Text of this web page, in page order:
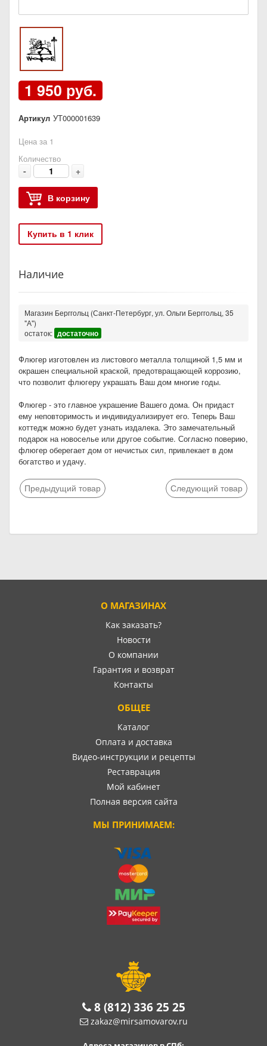
1 950 руб.
Артикул УТ000001639
Цена за 1
Количество
- +
В корзину
Купить в 1 клик
Наличие
Магазин Берггольц (Санкт-Петербург, ул. Ольги Берггольц, 35
"А")
остаток: достаточно
Флюгер изготовлен из листового металла толщиной 1,5 мм и
окрашен специальной краской, предотвращающей коррозию,
что позволит флюгеру украшать Ваш дом многие годы.
Флюгер - это главное украшение Вашего дома. Он придаст
ему неповторимость и индивидуализирует его. Теперь Ваш
коттедж можно будет узнать издалека. Это замечательный
подарок на новоселье или другое событие. Согласно поверию,
флюгер оберегает дом от нечистых сил, привлекает в дом
богатство и удачу.
Предыдущий товар Следующий товар
О МАГАЗИНАХ
Как заказать?
Новости
О компании
Гарантия и возврат
Контакты
ОБЩЕЕ
Каталог
Оплата и доставка
Видео-инструкции и рецепты
Реставрация
Мой кабинет
Полная версия сайта
МЫ ПРИНИМАЕМ:
8 (812) 336 25 25
zakaz@mirsamovarov.ru